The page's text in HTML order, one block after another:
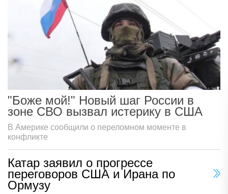
"Боже мой!" Новый шаг России в
зоне СВО вызвал истерику в США
В Америке сообщили о переломном моменте в
конфликте
Катар заявил о прогрессе
переговоров США и Ирана по
Ормузу